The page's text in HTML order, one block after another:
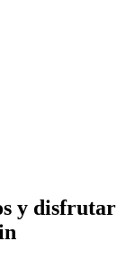
y disfrutar